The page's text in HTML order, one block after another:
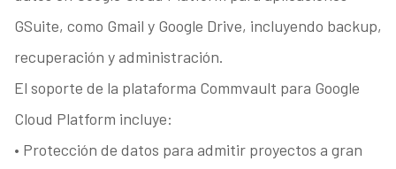
GSuite, como Gmail y Google Drive, incluyendo backup,
recuperación y administración.
El soporte de la plataforma Commvault para Google
Cloud Platform incluye:
• Protección de datos para admitir proyectos a gran